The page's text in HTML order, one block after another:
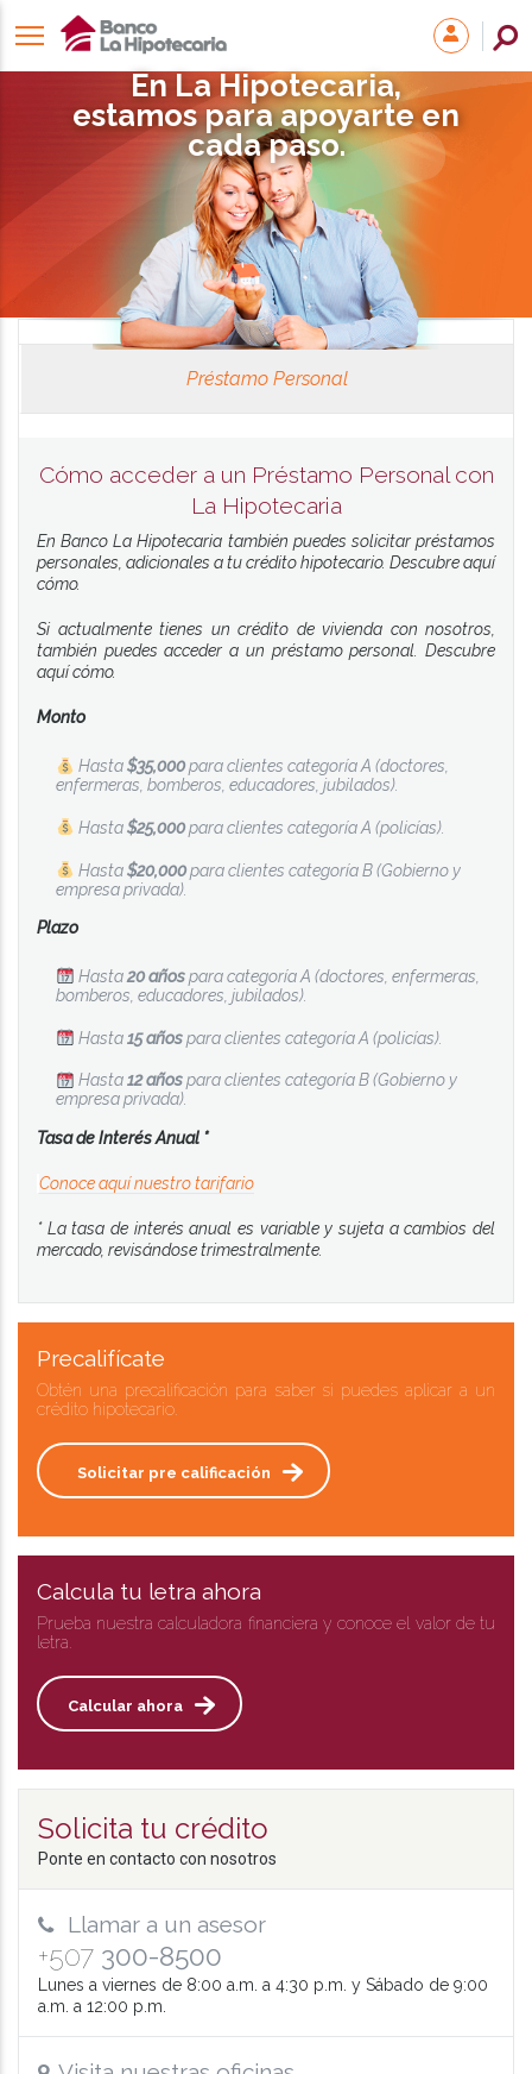
En La Hipotecaria,
estamos para apoyarte en
cada paso.
Préstamo Personal
Cómo acceder a un Préstamo Personal con
La Hipotecaria
En Banco La Hipotecaria también puedes solicitar préstamos
personales, adicionales a tu crédito hipotecario. Descubre aquí
cómo.
Si actualmente tienes un crédito de vivienda con nosotros,
también puedes acceder a un préstamo personal. Descubre
aquí cómo.
Monto
Hasta$35,000para clientes categoría A (doctores,
enfermeras, bomberos, educadores, jubilados).
Hasta$25,000para clientes categoría A (policías).
Hasta$20,000para clientes categoría B (Gobierno y
empresa privada).
Plazo
Hasta20 añospara categoría A (doctores, enfermeras,
bomberos, educadores, jubilados).
Hasta15 añospara clientes categoría A (policías).
Hasta12 añospara clientes categoría B (Gobierno y
empresa privada).
Tasa de Interés Anual *
Conoce aquí nuestro tarifario
* La tasa de interés anual es variable y sujeta a cambios del
mercado, revisándose trimestralmente.
Precalifícate
Obtén una precalificación para saber si puedes aplicar a un
crédito hipotecario.
Solicitar pre calificación
Calcula tu letra ahora
Prueba nuestra calculadora financiera y conoce el valor de tu
letra.
Calcular ahora
Solicita tu crédito
Ponte en contacto con nosotros
Llamar a un asesor
+507 300-8500
Lunes a viernes de 8:00 a.m. a 4:30 p.m. y Sábado de 9:00
a.m. a 12:00 p.m.